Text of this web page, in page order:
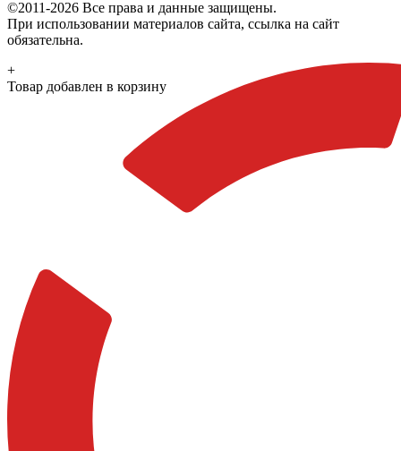
©2011-2026 Все права и данные защищены.
При использовании материалов сайта, ссылка на сайт
обязательна.
+
Товар добавлен в корзину